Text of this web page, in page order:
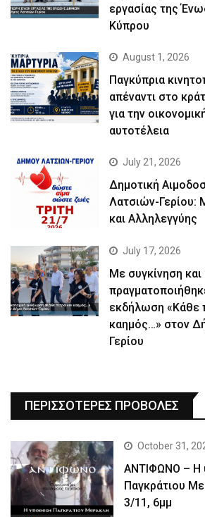
εργασίας της
Κύπρου
August 1, 2026
Παγκύπρια
απέναντι στο
για την
αυτοτέλεια
July 21, 2026
Δημοτική
Λατσιών-Γερίου:
και Αλληλεγγύης
July 17, 2026
Με συγκίνηση
εκδήλωση «Κάθε
καημός…» στον
Γερίου
ΠΕΡΙΣΣΟΤΕΡΕΣ ΠΡΟΒΟΛΕΣ
October 31,
ΑΝΤΙΦΩΝΟ – Η
Παγκράτιου
3/11, 6μμ